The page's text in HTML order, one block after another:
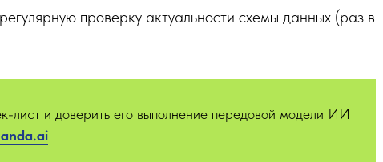
проверку актуальности схемы данных (раз в
лист и доверить его выполнение передовой модели ИИ
anda.ai